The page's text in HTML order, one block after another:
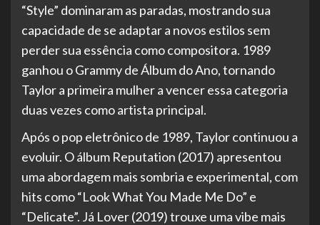
“Style” dominaram as paradas, mostrando sua
capacidade de se adaptar a novos estilos sem
perder sua essência como compositora. 1989
ganhou o Grammy de Álbum do Ano, tornando
Taylor a primeira mulher a vencer essa categoria
duas vezes como artista principal.
Após o pop eletrônico de 1989, Taylor continuou a
evoluir. O álbum Reputation (2017) apresentou
uma abordagem mais sombria e experimental, com
hits como “Look What You Made Me Do” e
“Delicate”. Já Lover (2019) trouxe uma vibe mais